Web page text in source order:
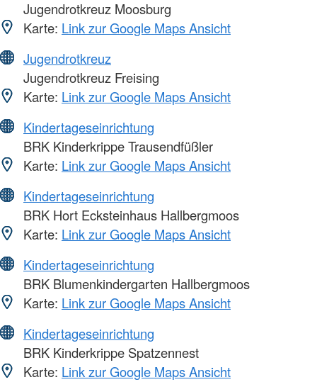
Jugendrotkreuz Moosburg
Karte: Link zur Google Maps Ansicht
Jugendrotkreuz
Jugendrotkreuz Freising
Karte: Link zur Google Maps Ansicht
Kindertageseinrichtung
BRK Kinderkrippe Trausendfüßler
Karte: Link zur Google Maps Ansicht
Kindertageseinrichtung
BRK Hort Ecksteinhaus Hallbergmoos
Karte: Link zur Google Maps Ansicht
Kindertageseinrichtung
BRK Blumenkindergarten Hallbergmoos
Karte: Link zur Google Maps Ansicht
Kindertageseinrichtung
BRK Kinderkrippe Spatzennest
Karte: Link zur Google Maps Ansicht